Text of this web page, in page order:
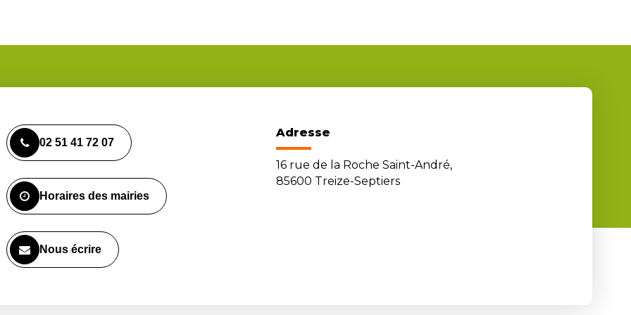
02 51 41 72 07
Horaires des mairies
Nous écrire
Adresse
16 rue de la Roche Saint-André,
85600 Treize-Septiers